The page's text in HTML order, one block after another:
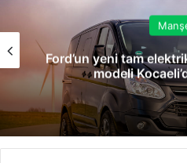
Ford’un yeni tam
modeli